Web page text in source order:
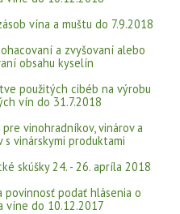
vína a muštu do 7.9.2018
a zvyšovaní alebo
obsahu kyselín
použitých cibéb na výrobu
vín do 31.7.2018
vinohradníkov, vinárov a
s vinárskymi produktami
skúšky 24. - 26. apríla 2018
povinnosť podať hlásenia o
víne do 10.12.2017